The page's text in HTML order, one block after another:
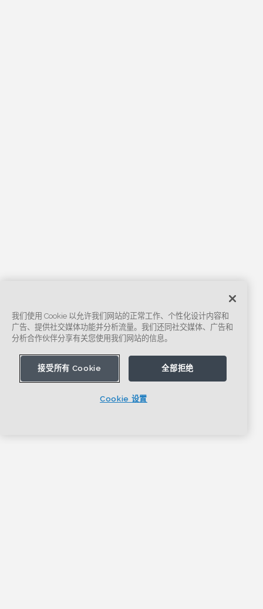
我们使用 Cookie 以允许我们网站的正常工作、个性化设计内容和
广告、提供社交媒体功能并分析流量。我们还同社交媒体、广告和
分析合作伙伴分享有关您使用我们网站的信息。
接受所有 Cookie 全部拒绝
Cookie 设置